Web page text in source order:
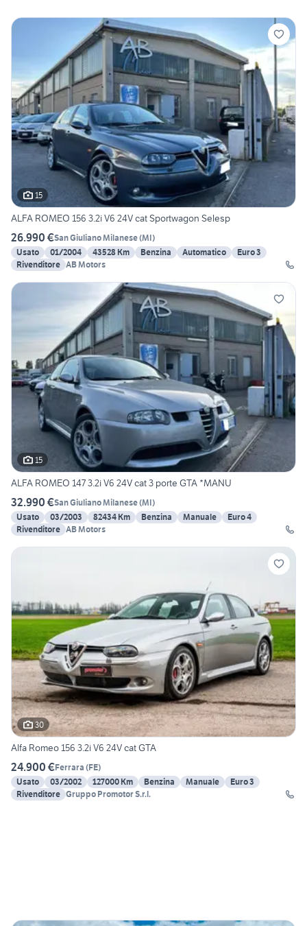
15
ALFA ROMEO 156 3.2i V6 24V cat Sportwagon Selesp
26.990 €San Giuliano Milanese(MI)
Usato
01/2004 43528 Km Benzina Automatico
Euro 3
Rivenditore AB Motors
15
ALFA ROMEO 147 3.2i V6 24V cat 3 porte GTA *MANU
32.990 €San Giuliano Milanese(MI)
Usato
03/2003 82434 Km Benzina Manuale
Euro 4
Rivenditore AB Motors
30
Alfa Romeo 156 3.2i V6 24V cat GTA
24.900 €Ferrara (FE)
Usato
03/2002 127000 Km Benzina Manuale
Euro 3
Rivenditore Gruppo Promotor S.r.l.